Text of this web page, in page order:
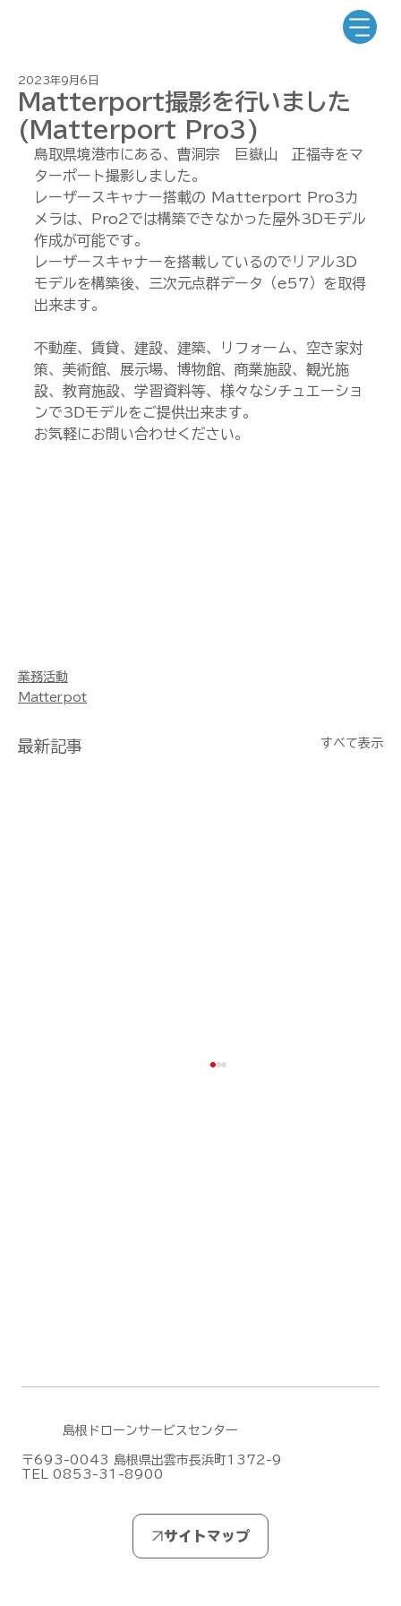
Matterport撮影を行いました
(Matterport Pro3)
2023年9月6日
鳥取県境港市にある、曹洞宗　巨嶽山　正福寺をマ
ターポート撮影しました。
レーザースキャナー搭載の Matterport Pro3カ
メラは、Pro2では構築できなかった屋外3Dモデル
作成が可能です。
レーザースキャナーを搭載しているのでリアル3D
モデルを構築後、三次元点群データ（e57）を取得
出来ます。
不動産、賃貸、建設、建築、リフォーム、空き家対
策、美術館、展示場、博物館、商業施設、観光施
設、教育施設、学習資料等、様々なシチュエーショ
ンで3Dモデルをご提供出来ます。
お気軽にお問い合わせください。
業務活動
Matterpot
最新記事 すべて表示
島根ドローンサービスセンター
〒693-0043 島根県出雲市長浜町1372-9
TEL 0853-31-8900